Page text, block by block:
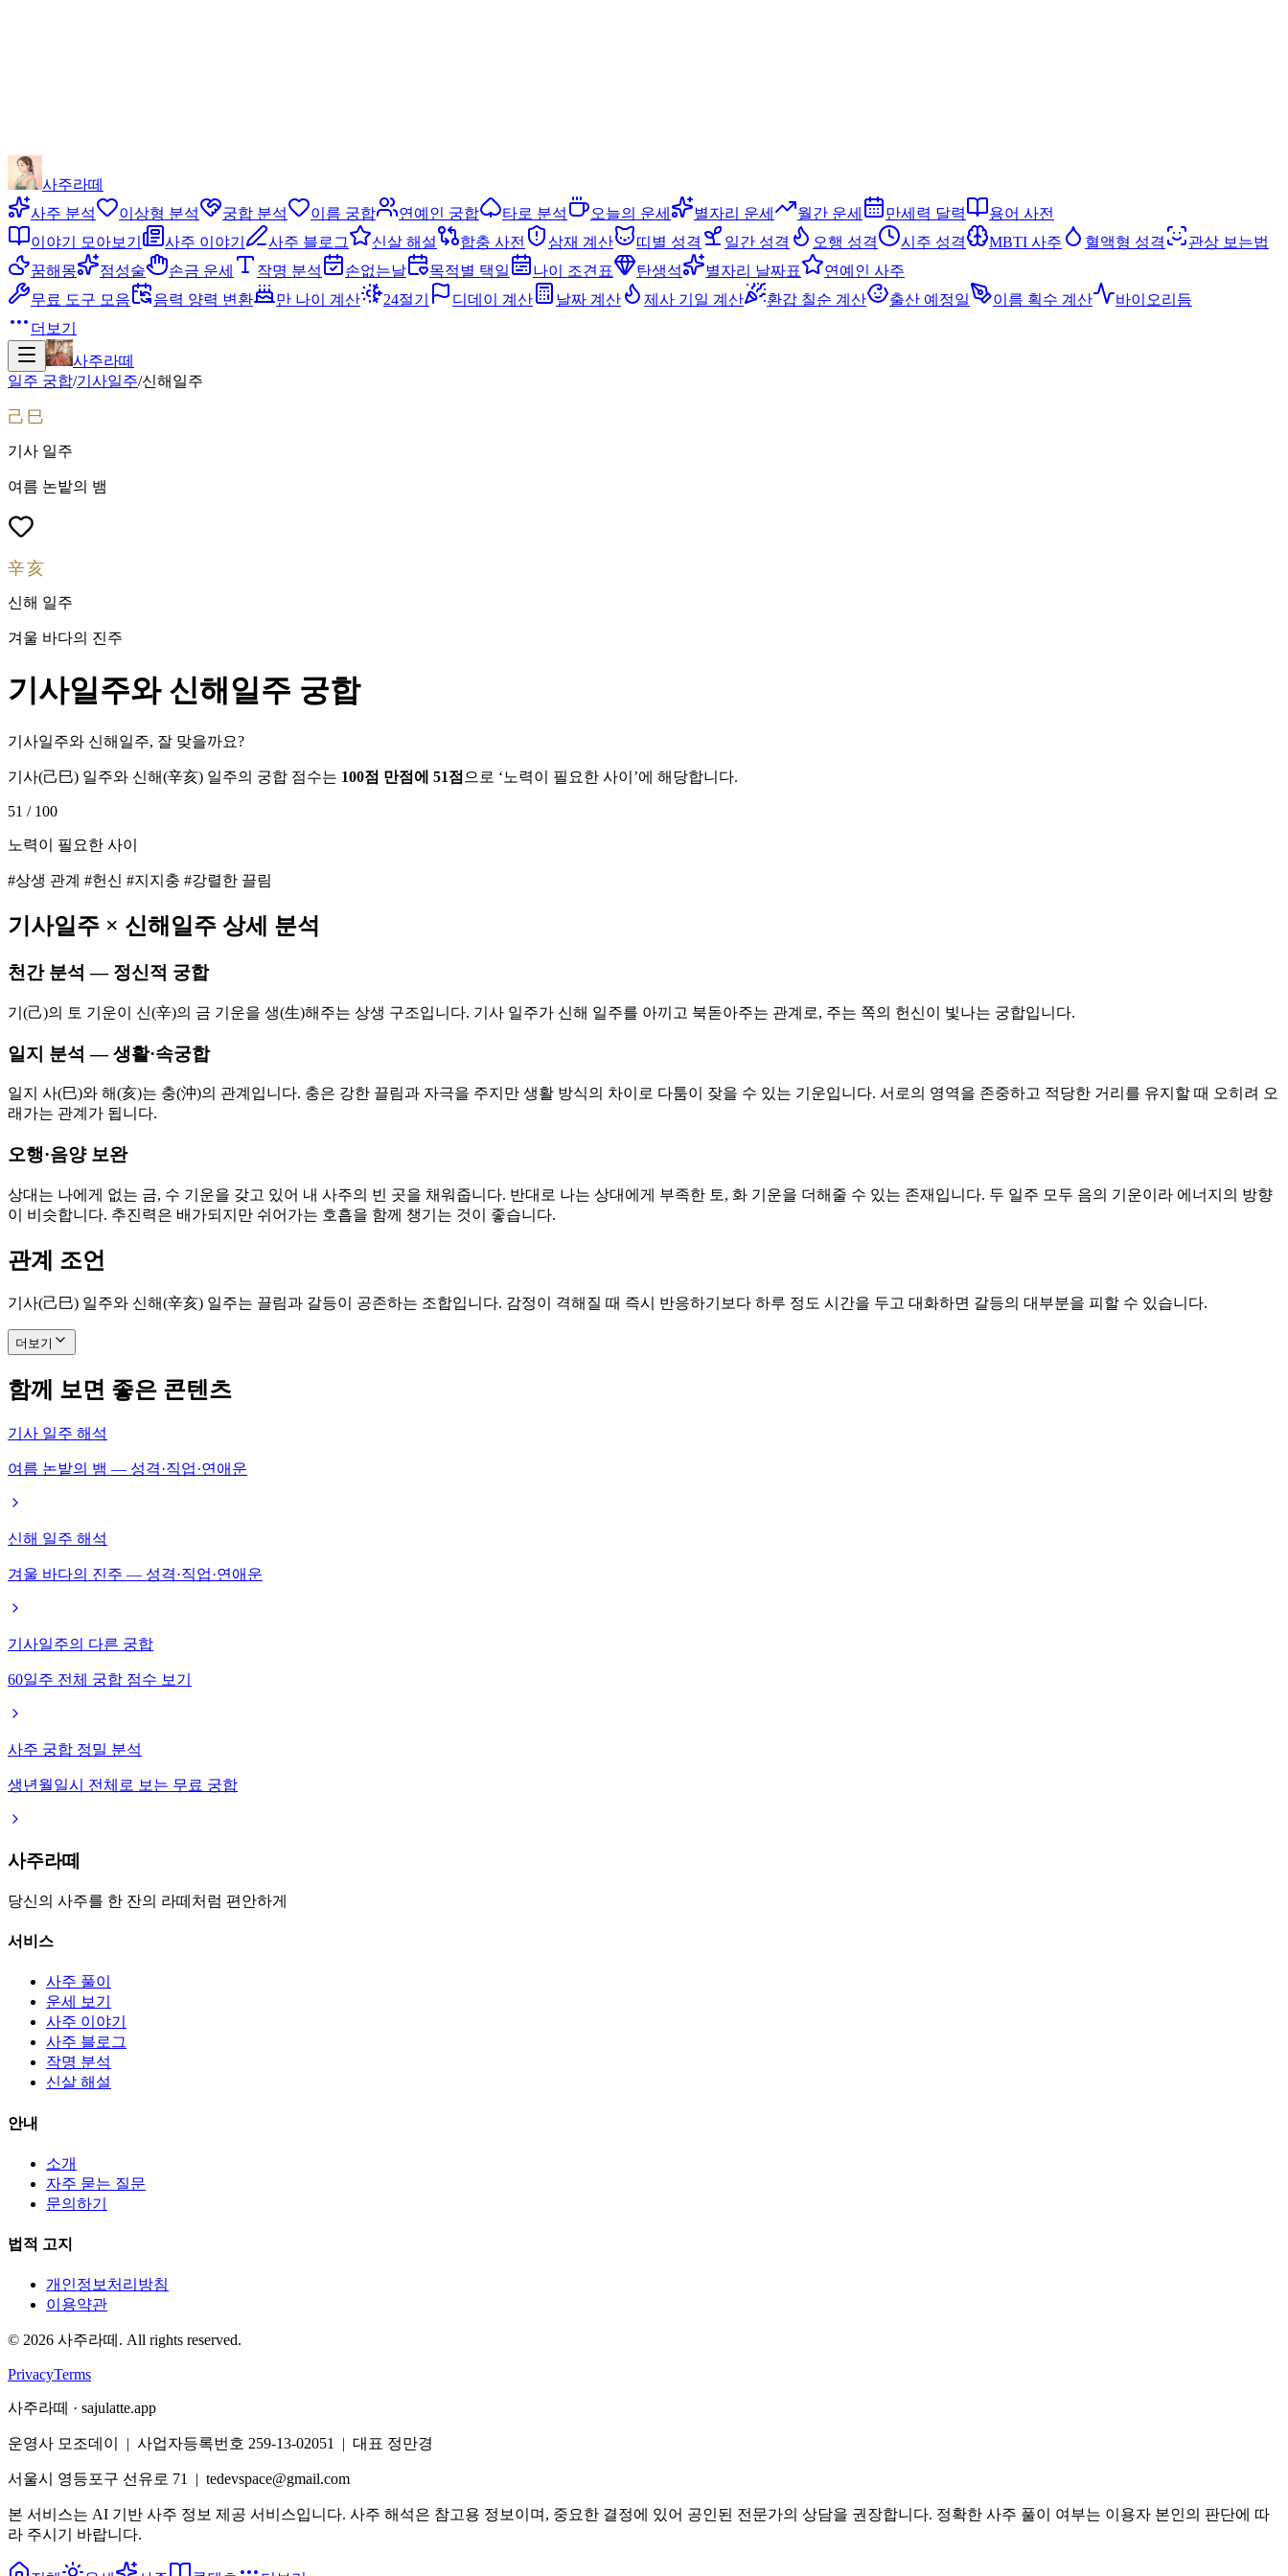
사주라떼
사주 분석
이상형 분석 궁합 분석 이름 궁합 연예인 궁합 타로 분석 오늘의 운세 별자리 운세 월간 운세 만세력 달력
용어 사전
이야기 모아보기
사주 이야기 사주 블로그 신살 해설 합충 사전 삼재 계산 띠별 성격 일간 성격 오행 성격 시주 성격 MBTI 사주 혈액형 성격
관상 보는법
꿈해몽
점성술 손금 운세 작명 분석 손없는날 목적별 택일 나이 조견표 탄생석 별자리 날짜표
연예인 사주
무료 도구 모음
음력 양력 변환 만 나이 계산 24절기 디데이 계산 날짜 계산 제사 기일 계산 환갑 칠순 계산 출산 예정일 이름 획수 계산
바이오리듬
더보기
사주라떼
일주 궁합/기사일주/신해 일주
己巳
기사 일주
여름 논밭의 뱀
辛亥
신해 일주
겨울 바다의 진주
기사일주와 신해일주 궁합
기사일주와 신해일주, 잘 맞을까요?
기사(己巳) 일주와 신해(辛亥) 일주의 궁합 점수는 100점 만점에 51점 으로 ‘노력이 필요한 사이 ’에 해당합니다.
51 / 100
노력이 필요한 사이
#상생 관계 #헌신 #지지충 #강렬한 끌림
기사일주 × 신해 일주 상세 분석
천간 분석 — 정신적 궁합
기(己)의 토 기운이 신(辛)의 금 기운을 생(生)해주는 상생 구조입니다. 기사 일주가 신해 일주를 아끼고 북돋아주는 관계로, 주는 쪽의 헌신이 빛나는 궁합입니다.
일지 분석 — 생활·속궁합
일지 사(巳)와 해(亥)는 충(沖)의 관계입니다. 충은 강한 끌림과 자극을 주지만 생활 방식의 차이로 다툼이 잦을 수 있는 기운입니다. 서로의 영역을 존중하고 적당한 거리를 유지할 때 오히려 오
래가는 관계가 됩니다.
오행·음양 보완
상대는 나에게 없는 금, 수 기운을 갖고 있어 내 사주의 빈 곳을 채워줍니다. 반대로 나는 상대에게 부족한 토, 화 기운을 더해줄 수 있는 존재입니다. 두 일주 모두 음의 기운이라 에너지의 방향
이 비슷합니다. 추진력은 배가되지만 쉬어가는 호흡을 함께 챙기는 것이 좋습니다.
관계 조언
기사(己巳) 일주와 신해(辛亥) 일주는 끌림과 갈등이 공존하는 조합입니다. 감정이 격해질 때 즉시 반응하기보다 하루 정도 시간을 두고 대화하면 갈등의 대부분을 피할 수 있습니다.
더보기
함께 보면 좋은 콘텐츠
기사 일주 해석
여름 논밭의 뱀 — 성격·직업·연애운
신해 일주 해석
겨울 바다의 진주 — 성격·직업·연애운
기사일주의 다른 궁합
60일주 전체 궁합 점수 보기
사주 궁합 정밀 분석
생년월일시 전체로 보는 무료 궁합
사주라떼
당신의 사주를 한 잔의 라떼처럼 편안하게
서비스
사주 풀이
운세 보기
사주 이야기
사주 블로그
작명 분석
신살 해설
안내
소개
자주 묻는 질문
문의하기
법적 고지
개인정보처리방침
이용약관
© 2026 사주라떼. All rights reserved.
PrivacyTerms
사주라떼 · sajulatte.app
운영사 모조데이 | 사업자등록번호 259-13-02051 | 대표 정만경
서울시 영등포구 선유로 71 | tedevspace@gmail.com
본 서비스는 AI 기반 사주 정보 제공 서비스입니다. 사주 해석은 참고용 정보이며, 중요한 결정에 있어 공인된 전문가의 상담을 권장합니다. 정확한 사주 풀이 여부는 이용자 본인의 판단에 따
라 주시기 바랍니다.